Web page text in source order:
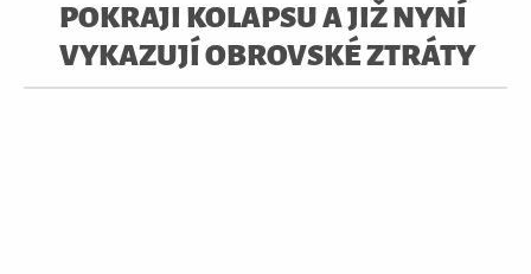
POKRAJI KOLAPSU A JIŽ NYNÍ
VYKAZUJÍ OBROVSKÉ ZTRÁTY